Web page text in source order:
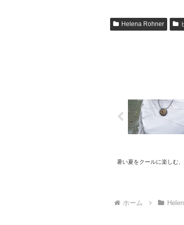
Helena Rohner
暑い夏をクールに楽しむ
ホーム